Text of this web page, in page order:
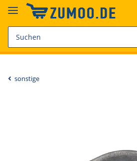
sonstige